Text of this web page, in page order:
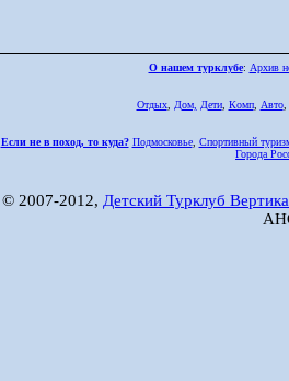
О нашем турклубе: Архив
Отдых, Дом, Дети, Комп, Авто,
Если не в поход, то куда? Подмосковье, Спортивный
Города
© 2007-2012, Детский Турклуб